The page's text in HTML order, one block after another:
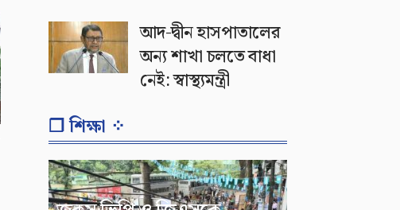
আদ-দ্বীন হাসপাতালের
অন্য শাখা চলতে বাধা
নেই: স্বাস্থ্যমন্ত্রী
❐ শিক্ষা ⁘